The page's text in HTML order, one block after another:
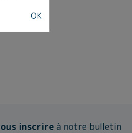
inscrireà notre bulletin
OK